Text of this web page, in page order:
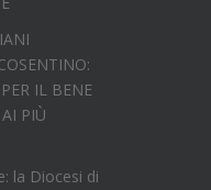
IL BENE
PIÙ
la Diocesi di